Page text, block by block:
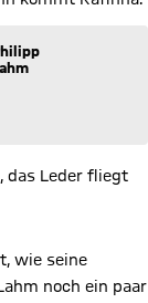
(21) ins Spiel.
das Leder fliegt
wie seine
noch ein paar